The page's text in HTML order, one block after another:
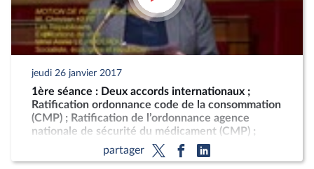
jeudi 26 janvier 2017
1ère séance : Deux accords internationaux ;
Ratification ordonnance code de la consommation
(CMP) ; Ratification de l’ordonnance agence
nationale de sécurité du médicament (CMP) ;
Ratification de l’ordonnance création de l’agence
nationale de santé publiq
partager